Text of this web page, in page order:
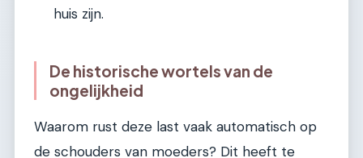
huis zijn.
De historische wortels van de
ongelijkheid
Waarom rust deze last vaak automatisch op
de schouders van moeders? Dit heeft te